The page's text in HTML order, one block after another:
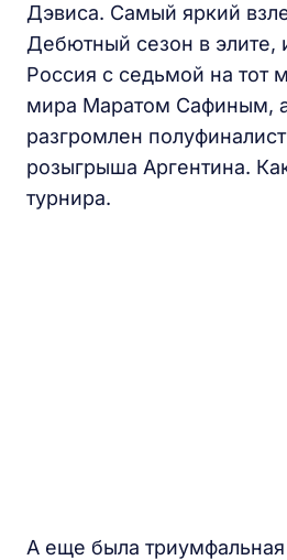
Дэвиса. Самый яркий
Дебютный сезон в элите,
Россия с седьмой на тот
мира Маратом Сафиным,
разгромлен
розыгрыша Аргентина.
турнира.
А еще была